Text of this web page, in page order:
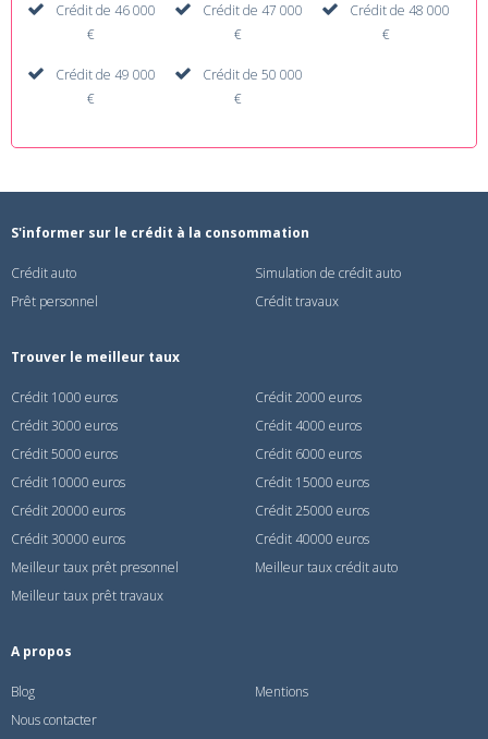
Crédit de 46 000
€
Crédit de 47 000
€
Crédit de 48 000
€
Crédit de 49 000
€
Crédit de 50 000
€
S'informer sur le crédit à la consommation
Crédit auto
Simulation de crédit auto
Prêt personnel
Crédit travaux
Trouver le meilleur taux
Crédit 1000 euros
Crédit 2000 euros
Crédit 3000 euros
Crédit 4000 euros
Crédit 5000 euros
Crédit 6000 euros
Crédit 10000 euros
Crédit 15000 euros
Crédit 20000 euros
Crédit 25000 euros
Crédit 30000 euros
Crédit 40000 euros
Meilleur taux prêt presonnel
Meilleur taux crédit auto
Meilleur taux prêt travaux
A propos
Blog
Mentions
Nous contacter